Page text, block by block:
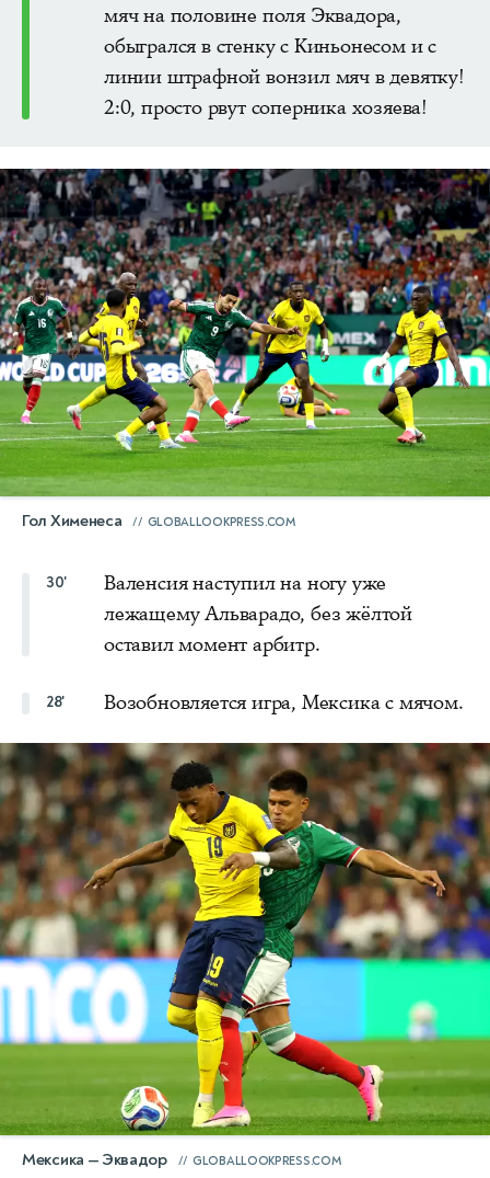
мяч на половине поля Эквадора,
обыгрался в стенку с Киньонесом и с
линии штрафной вонзил мяч в девятку!
2:0, просто рвут соперника хозяева!
Гол Хименеса GLOBALLOOKPRESS.COM
30'
Валенсия наступил на ногу уже
лежащему Альварадо, без жёлтой
оставил момент арбитр.
28' Возобновляется игра, Мексика с мячом.
Мексика — Эквадор GLOBALLOOKPRESS.COM